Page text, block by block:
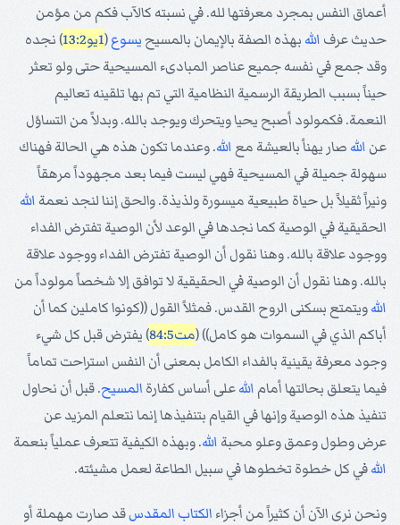
أعماق النفس بمجرد معرفتها لله. في نسبته كالآب فكم من مؤمن
حديث عرف الله بهذه الصفة بالإيمان بالمسيح يسوع(1يو13:2
) نجده
وقد جمع في نفسه جميع عناصر المبادىء المسيحية حتى ولو تعثر
حيناً بسبب الطريقة الرسمية النظامية التي تم بها تلقينه تعاليم
النعمة. فكمولود أصبح يحيا ويتحرك ويوجد بالله. وبدلاً من التساؤل
عن الله صار يهنأ بالعيشة مع الله. وعندما تكون هذه هي الحالة فهناك
سهولة جميلة في المسيحية فهي ليست فيما بعد مجهوداً مرهقاً
ونيراً ثقيلاً بل حياة طبيعية ميسورة ولذيذة. والحق إننا لنجد نعمة الله
الحقيقية في الوصية كما نجدها في الوعد لأن الوصية تفترض الفداء
ووجود علاقة بالله. وهنا نقول أن الوصية تفترض الفداء ووجود علاقة
بالله. وهنا نقول أن الوصية في الحقيقية لا توافق إلا شخصاً مولوداً من
اللهويتمتع بسكنى الروح القدس. فمثلاً القول ((كونوا كاملين كما أن
أباكم الذي في السموات هو كامل)) (مت84:5
) يفترض قبل كل شيء
وجود معرفة يقينية بالفداء الكامل بمعنى أن النفس استراحت تماماً
فيما يتعلق بحالتها أمام اللهعلى أساس كفارة المسيح. قبل أن نحاول
تنفيذ هذه الوصية وإنها في القيام بتنفيذها إنما نتعلم المزيد عن
عرض وطول وعمق وعلو محبة الله. وبهذه الكيفية تتعرف عملياً بنعمة
اللهفي كل خطوة تخطوها في سبيل الطاعة لعمل مشيئته.
ونحن نرى الآن أن كثيراً من أجزاء الكتاب المقدسقد صارت مهملة أو